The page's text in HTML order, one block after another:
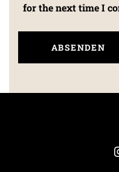
for the next time I